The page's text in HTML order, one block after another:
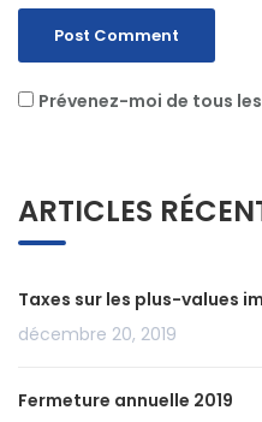
Prévenez-moi de tous
ARTICLES
Taxes sur les plus-values
décembre 20, 2019
Fermeture annuelle 2019